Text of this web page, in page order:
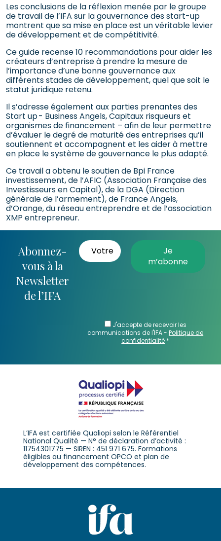
Les conclusions de la réflexion menée par le groupe
de travail de l’IFA sur la gouvernance des start-up
montrent que sa mise en place est un véritable levier
de développement et de compétitivité.
Ce guide recense 10 recommandations pour aider les
créateurs d’entreprise à prendre la mesure de
l’importance d’une bonne gouvernance aux
différents stades de développement, quel que soit le
statut juridique retenu.
Il s’adresse également aux parties prenantes des
Start up - Business Angels, Capitaux risqueurs et
organismes de financement – afin de leur permettre
d’évaluer le degré de maturité des entreprises qu’il
soutiennent et accompagnent et les aider à mettre
en place le système de gouvernance le plus adapté.
Ce travail a obtenu le soutien de Bpi France
investissement, de l’AFIC (Association Française des
Investisseurs en Capital), de la DGA (Direction
générale de l’armement), de France Angels,
d’Orange, du réseau entreprendre et de l’association
XMP entrepreneur.
Abonnez-
vous à la
Newsletter
de l’IFA
J'accepte de recevoir les
communications de l'IFA -Politique de
confidentialité *
L’IFA est certifiée Qualiopi selon le Référentiel
National Qualité — N° de déclaration d’activité :
11754301775 — SIREN : 451 971 675. Formations
éligibles au financement OPCO et plan de
développement des compétences.